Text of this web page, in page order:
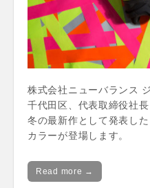
株式会社ニューバランス
千代田区、代表取締役社
冬の最新作として発表し
カラーが登場します。
Read more →